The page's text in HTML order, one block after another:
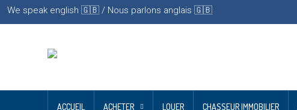
We speak english 🇬🇧 / Nous parlons anglais 🇬🇧
ACCUEIL ACHETER LOUER CHASSEUR IMMOBILIER